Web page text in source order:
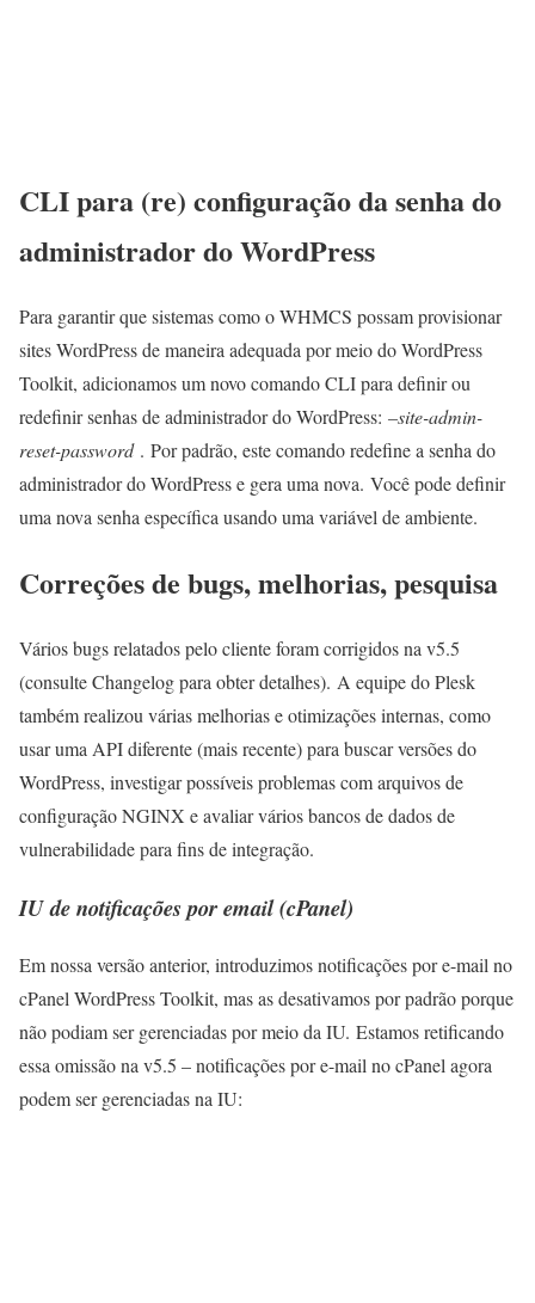
CLI para (re) configuração da senha do
administrador do WordPress
Para garantir que sistemas como o WHMCS possam provisionar
sites WordPress de maneira adequada por meio do WordPress
Toolkit, adicionamos um novo comando CLI para definir ou
redefinir senhas de administrador do WordPress: –site-admin-
reset-password. Por padrão, este comando redefine a senha do
administrador do WordPress e gera uma nova. Você pode definir
uma nova senha específica usando uma variável de ambiente.
Correções de bugs, melhorias, pesquisa
Vários bugs relatados pelo cliente foram corrigidos na v5.5
(consulte Changelog para obter detalhes). A equipe do Plesk
também realizou várias melhorias e otimizações internas, como
usar uma API diferente (mais recente) para buscar versões do
WordPress, investigar possíveis problemas com arquivos de
configuração NGINX e avaliar vários bancos de dados de
vulnerabilidade para fins de integração.
IU de notificações por email (cPanel)
Em nossa versão anterior, introduzimos notificações por e-mail no
cPanel WordPress Toolkit, mas as desativamos por padrão porque
não podiam ser gerenciadas por meio da IU. Estamos retificando
essa omissão na v5.5 – notificações por e-mail no cPanel agora
podem ser gerenciadas na IU: